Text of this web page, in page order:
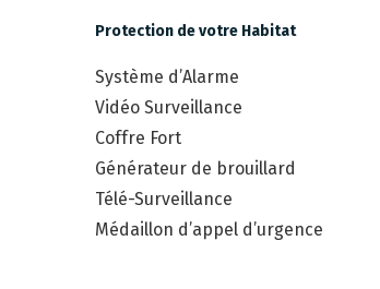
Protection de votre Habitat
Système d’Alarme
Vidéo Surveillance
Coffre Fort
Générateur de brouillard
Télé-Surveillance
Médaillon d’appel d’urgence